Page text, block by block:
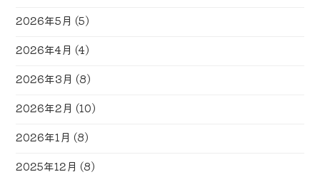
2026年5月 (5)
2026年4月 (4)
2026年3月 (8)
2026年2月 (10)
2026年1月 (8)
2025年12月 (8)